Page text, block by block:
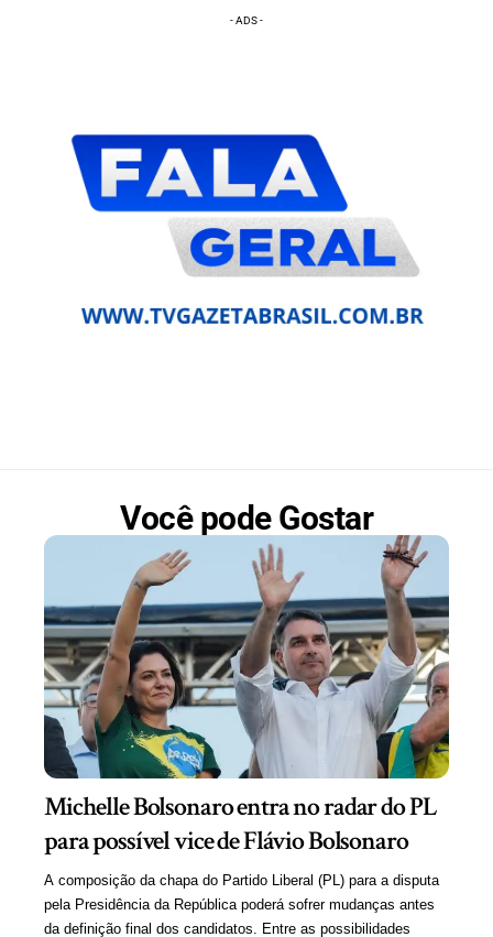
- ADS -
Você pode Gostar
Michelle Bolsonaro entra no radar do PL
para possível vice de Flávio Bolsonaro
A composição da chapa do Partido Liberal (PL) para a disputa
pela Presidência da República poderá sofrer mudanças antes
da definição final dos candidatos. Entre as possibilidades